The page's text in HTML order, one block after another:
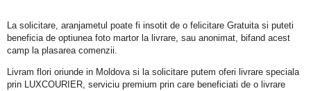
La solicitare, aranjametul poate fi insotit de o felicitare Gratuita si puteti
beneficia de optiunea foto martor la livrare, sau anonimat, bifand acest
camp la plasarea comenzii.
Livram flori oriunde in Moldova si la solicitare putem oferi livrare speciala
prin LUXCOURIER, serviciu premium prin care beneficiati de o livrare